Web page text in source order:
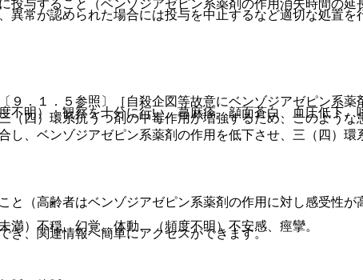
投与すること（ベンゾジアゼピン系薬剤の作用消失時間の延
９．１．５参照〕［自殺企図等故意にベンゾジアゼピン系
（四）環系抗うつ剤の中毒作用が増強するため、このよう
し、ベンゾジアゼピン系薬剤の作用を低下させ、三（四）
と（高齢者はベンゾジアゼピン系薬剤の作用に対し感受性が
異常が認められた場合には投与を中止するなど適切な処置を
明）：観察を十分に行い、蕁麻疹、顔面蒼白、血圧低下
）不穏、幻覚、体動、（頻度不明）不安感、痙攣。
き、関連情報へ簡単にアクセスができます。